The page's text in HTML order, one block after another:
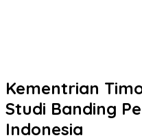
Kementrian
Studi Banding
Indonesia